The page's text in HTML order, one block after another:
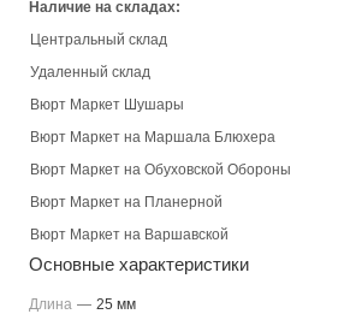
Наличие на складах:
Центральный склад
Удаленный склад
Вюрт Маркет Шушары
Вюрт Маркет на Маршала Блюхера
Вюрт Маркет на Обуховской Обороны
Вюрт Маркет на Планерной
Вюрт Маркет на Варшавской
Основные характеристики
Длина — 25 мм